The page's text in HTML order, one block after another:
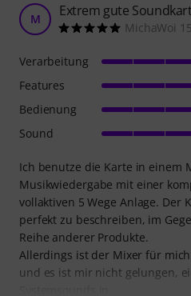
M Extrem gute
MichaWoi
Ich benutze die Karte in einem
Musikwiedergabe mit einer
vollaktiven 5 Wege Anlage. Der
perfekt zu beschreiben, im
Reihe anderer Produkte.
Allerdings ist der Mixer für
und es ist mir nicht gelungen,
Verarbeitung
Features
Bedienung
Sound